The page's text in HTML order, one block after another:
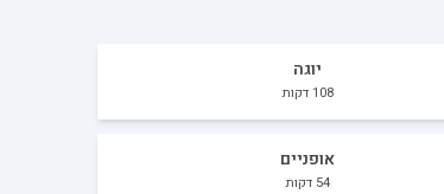
יוגה
108 דקות
אופניים
54 דקות